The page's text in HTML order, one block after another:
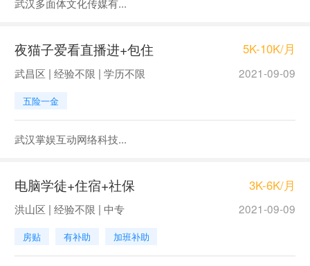
夜猫子爱看直播进+包住 5K-10K/月
武昌区 | 经验不限 | 学历不限 2021-09-09
五险一金
武汉掌娱互动网络科技...
电脑学徒+住宿+社保 3K-6K/月
洪山区 | 经验不限 | 中专 2021-09-09
房贴 有补助 加班补助